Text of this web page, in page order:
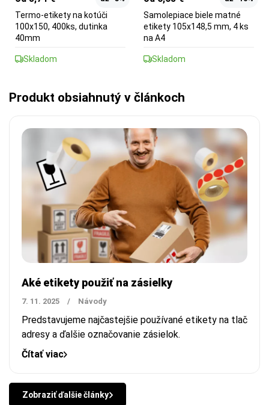
Termo-etikety na kotúči
100x150, 400ks, dutinka
40mm
Skladom
Samolepiace biele matné
etikety 105x148,5 mm, 4 ks
na A4
Skladom
Produkt obsiahnutý v článkoch
Aké etikety použiť na zásielky
7. 11. 2025 / Návody
Predstavujeme najčastejšie používané etikety na tlač
adresy a ďalšie označovanie zásielok.
Čítať viac
Zobraziť ďalšie články